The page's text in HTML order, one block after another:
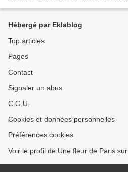
Hébergé par Eklablog
Top articles
Pages
Contact
Signaler un abus
C.G.U.
Cookies et données personnelles
Préférences cookies
Voir le profil de Une fleur de Paris